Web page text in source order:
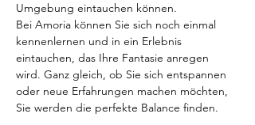
Umgebung eintauchen können.
Bei Amoria können Sie sich noch einmal
kennenlernen und in ein Erlebnis
eintauchen, das Ihre Fantasie anregen
wird. Ganz gleich, ob Sie sich entspannen
oder neue Erfahrungen machen möchten,
Sie werden die perfekte Balance finden.